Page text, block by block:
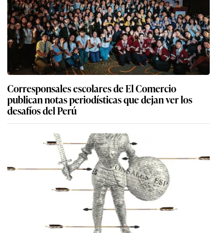
Corresponsales escolares de El Comercio
publican notas periodísticas que dejan ver los
desafíos del Perú